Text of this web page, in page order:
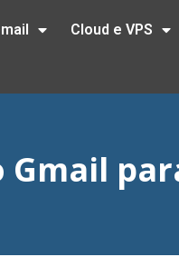
Cloud e VPS
Gmail